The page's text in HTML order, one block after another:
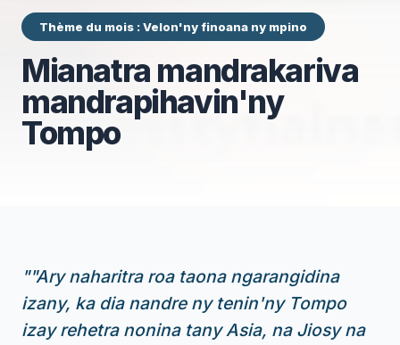
Thème du mois : Velon'ny finoana ny mpino
Mianatra mandrakariva
mandrapihavin'ny
Tompo
""Ary naharitra roa taona ngarangidina
izany, ka dia nandre ny tenin'ny Tompo
izay rehetra nonina tany Asia, na Jiosy na